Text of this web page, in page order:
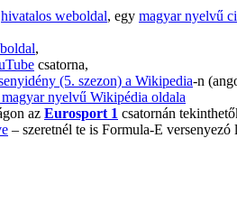
hivatalos weboldal, egy magyar nyelvű
,
csatorna,
(5. szezon) a Wikipedia-n
magyar nyelvű Wikipédia oldala
az Eurosport 1 csatornán
– szeretnél te is Formula-E versenyezó